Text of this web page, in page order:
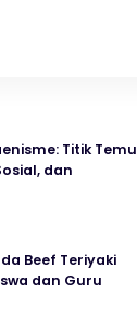
Titik Temu
dan
Beef Teriyaki
dan Guru